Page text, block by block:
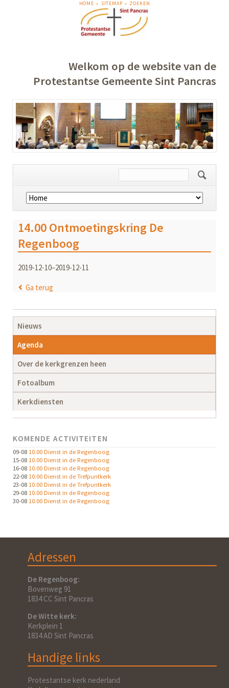
NAVIGATIE
OVERSLAAN
HOME SITEMAP ZOEKEN
Welkom op de website van de
Protestantse Gemeente Sint Pancras
Navigatie
overslaan
14.00 Ontmoetingskring De
Regenboog
2019-12-10–2019-12-11
Ga terug
Navigatie
overslaan
Nieuws
Agenda
Over de kerkgrenzen heen
Fotoalbum
Kerkdiensten
KOMENDE ACTIVITEITEN
09-08 10.00 Dienst in de Regenboog
15-08 10.00 Dienst in de Regenboog
16-08 10.00 Dienst in de Regenboog
22-08 10.00 Dienst in de Trefpuntkerk
23-08 10.00 Dienst in de Trefpuntkerk
29-08 10.00 Dienst in de Regenboog
30-08 10.00 Dienst in de Regenboog
Adressen
De Regenboog:
Bovenweg 91
1834 CC Sint Pancras
De Witte kerk:
Kerkplein 1
1834 AD Sint Pancras
Handige links
Protestantse kerk nederland